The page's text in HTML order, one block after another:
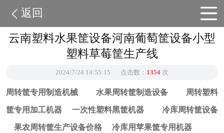
返回
云南塑料水果筐设备河南葡萄筐设备小型
塑料草莓筐生产线
2024/7/24 14:55:15 点击数： 1354 次
周转筐专用制造机械 水果周转筐制造设备 周转塑料
筐专用加工机器 一次性塑料黑筐机器 冷库周转筐设备
果农周转筐生产设备价格 冷库用苹果筐专用机器